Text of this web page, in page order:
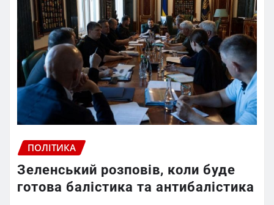
ПОЛІТИКА
Зеленський розповів, коли буде
готова балістика та антибалістика